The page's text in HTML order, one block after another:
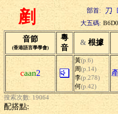
剷 部首:
大五碼: B6D0
音節
(香港語言學學會)
粵
音
& 根據
caan2
黃(p.6)
周(p.14)
李(p.278)
何(p.42)
搜索次數: 19064
配搭點: